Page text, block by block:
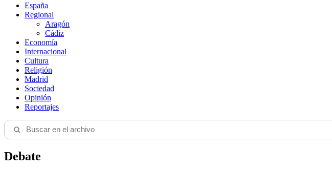
España
Regional
Aragón
Cádiz
Economía
Internacional
Cultura
Religión
Madrid
Sociedad
Opinión
Reportajes
Debate